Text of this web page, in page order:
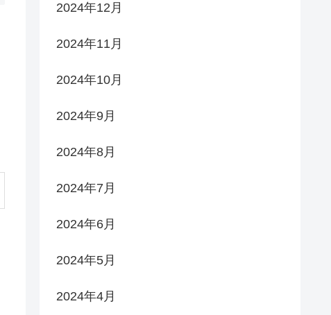
2024年12月
2024年11月
2024年10月
2024年9月
2024年8月
2024年7月
2024年6月
2024年5月
2024年4月